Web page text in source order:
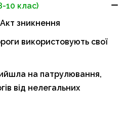
10 клас)
зникнення
використовують свої
на патрулювання,
від нелегальних